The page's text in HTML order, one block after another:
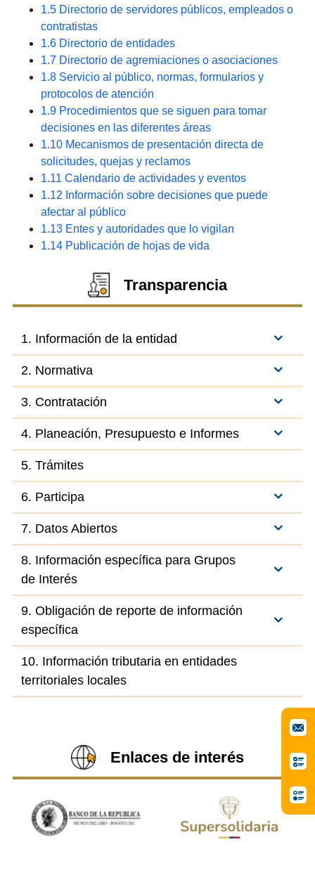
1.5 Directorio de servidores públicos, empleados o
contratistas
1.6 Directorio de entidades
1.7 Directorio de agremiaciones o asociaciones
1.8 Servicio al público, normas, formularios y
protocolos de atención
1.9 Procedimientos que se siguen para tomar
decisiones en las diferentes áreas
1.10 Mecanismos de presentación directa de
solicitudes, quejas y reclamos
1.11 Calendario de actividades y eventos
1.12 Información sobre decisiones que puede
afectar al público
1.13 Entes y autoridades que lo vigilan​​​​​​​
1.14 Publicación de hojas de vida
Transparencia
1. Información de la entidad
2. Normativa
3. Contratación
4. Planeación, Presupuesto e Informes
5. Trámites
6. Participa
7. Datos Abiertos
8. Información específica para Grupos
de Interés
9. Obligación de reporte de información
específica
10. Información tributaria en entidades
territoriales locales
Enlaces de interés